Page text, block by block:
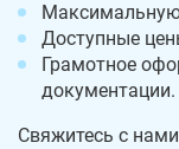
Максимальную
Доступные
Грамотное
документации.
Свяжитесь с